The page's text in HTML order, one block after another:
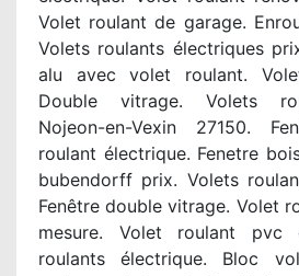
Volet roulant de garage.
Volets roulants électriques
alu avec volet roulant.
Double vitrage. Volets
Nojeon-en-Vexin 27150.
roulant électrique. Fenetre
bubendorff prix. Volets
Fenêtre double vitrage. Volet
mesure. Volet roulant pvc
roulants électrique. Bloc